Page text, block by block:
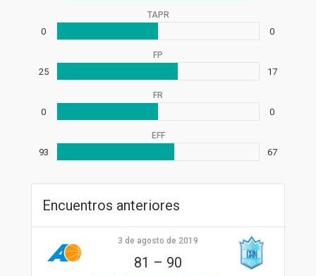
TAPR
0 0
FP
25 17
FR
0 0
EFF
93 67
Encuentros anteriores
3 de agosto de 2019
81 – 90